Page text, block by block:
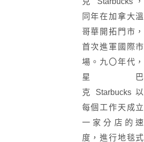
同年在加拿大溫
哥華開拓門市，
首次進軍國際市
場。九〇年代，
星巴
克
Starbucks以
每個工作天成立
一家分店的速
度，進行地毯式